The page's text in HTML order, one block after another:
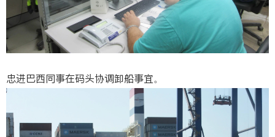
忠进巴西同事在码头协调卸船事宜。